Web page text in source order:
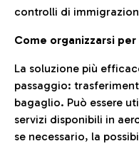
controlli di
Come organizzarsi
La soluzione più
passaggio:
bagaglio. Può essere
servizi disponibili in
se necessario, la